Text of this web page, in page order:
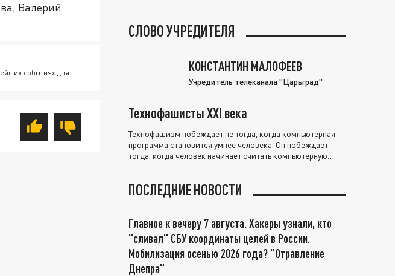
Валерий
событиях дня.
СЛОВО УЧРЕДИТЕЛЯ
КОНСТАНТИН МАЛОФЕЕВ
Учредитель телеканала "Царьград"
Технофашисты XXI века
Технофашизм побеждает не тогда, когда компьютерная
программа становится умнее человека. Он побеждает
тогда, когда человек начинает считать компьютерную
ПОСЛЕДНИЕ НОВОСТИ
Главное к вечеру 7 августа. Хакеры узнали, кто
"сливал" СБУ координаты целей в России.
Мобилизация осенью 2026 года? "Отравление
Днепра"